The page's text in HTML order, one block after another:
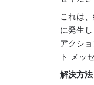
これは
に発生
アクシ
ト メッ
解決方法